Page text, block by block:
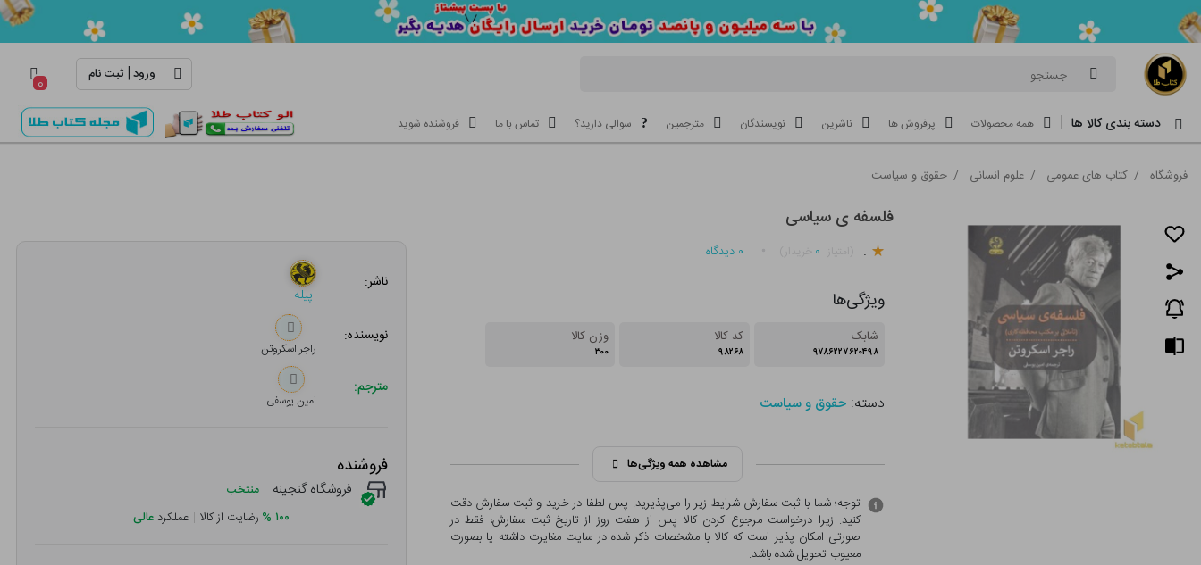
جستجو ورود| ثبت نام ۰
دسته بندی کالا ها همه محصولات پرفروش ها ناشرین نویسندگان مترجمین سوالی دارید؟ تماس با ما فروشنده شوید
فروشگاه / کتاب های عمومی / علوم انسانی / حقوق و سیاست
فلسفه ی سیاسی
. ۰ ۰ دیدگاه
ویژگی‌ها
شابک
۹۷۸۶۲۲۷۶۲۰۴۹۸
کد کالا
۹۸۲۶۸
وزن کالا
۳۰۰
دسته: حقوق و سیاست
مشاهده همه ویژگی‌ها
توجه؛ شما با ثبت سفارش شرایط زیر را می‌پذیرید. پس لطفا در خرید و ثبت سفارش دقت
کنید. زیرا درخواست مرجوع کردن کالا پس از هفت روز از تاریخ ثبت سفارش، فقط در
صورتی امکان پذیر است که کالا با مشخصات ذکر شده در سایت مغایرت داشته یا بصورت
معيوب تحویل شده باشد.
ناشر:
پیله
نویسنده:
راجر اسکروتن
مترجم:
امین یوسفی
فروشنده
فروشگاه گنجینه منتخب
۱۰۰ % رضایت از کالا | عملکرد عالی